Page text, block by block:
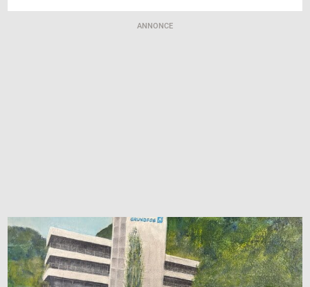
ANNONCE